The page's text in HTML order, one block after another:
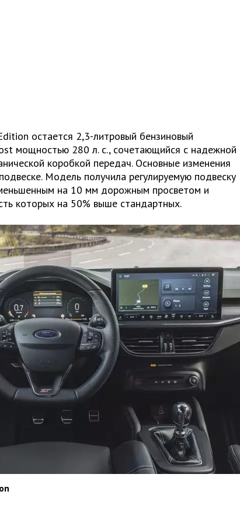
остается 2,3-литровый бензиновый
мощностью 280 л. с., сочетающийся с надежной
коробкой передач. Основные изменения
Модель получила регулируемую подвеску
на 10 мм дорожным просветом и
которых на 50% выше стандартных.